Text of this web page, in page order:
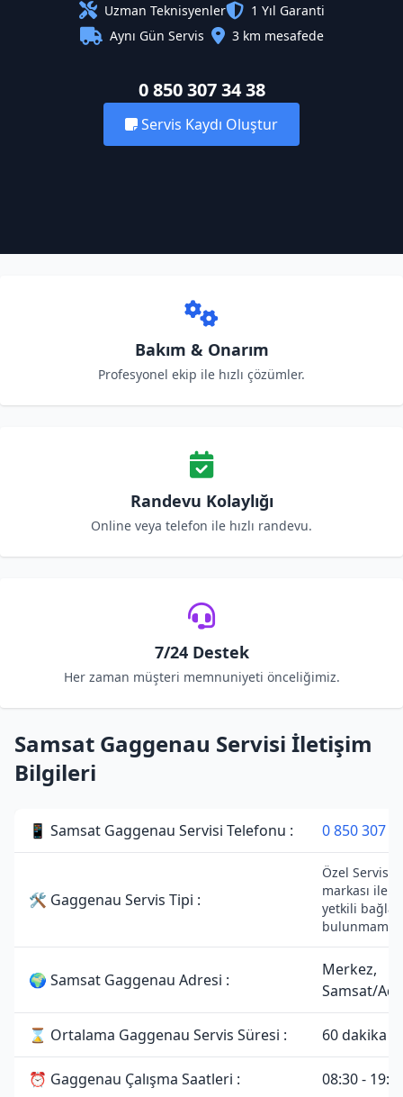
Uzman Teknisyenler
1 Yıl Garanti
Aynı Gün Servis
3 km mesafede
0 850 307 34 38
Servis Kaydı Oluştur
Bakım & Onarım
Profesyonel ekip ile hızlı çözümler.
Randevu Kolaylığı
Online veya telefon ile hızlı randevu.
7/24 Destek
Her zaman müşteri memnuniyeti önceliğimiz.
Samsat Gaggenau Servisi İletişim
Bilgileri
📱 Samsat Gaggenau Servisi Telefonu : 0 850 307
🛠 Gaggenau Servis Tipi :
Özel
markası ile
yetkili
🌍 Samsat Gaggenau Adresi :
Merkez,
Samsat/
⌛ Ortalama Gaggenau Servis Süresi : 60 dakika
⏰ Gaggenau Çalışma Saatleri : 08:30 -